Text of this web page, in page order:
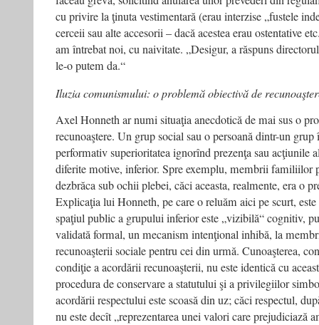
cu privire la ţinuta vestimentară (erau interzise „fustele
cerceii sau alte accesorii – dacă acestea erau ostentative
am întrebat noi, cu naivitate. „Desigur, a răspuns
le-o putem da.“
Iluzia comunismului: o problemă obiectivă de
Axel Honneth ar numi situaţia anecdotică de mai sus o
recunoaştere. Un grup social sau o persoană dintr-un grup
performativ superioritatea ignorînd prezenţa sau acţiunile
diferite motive, inferior. Spre exemplu, membrii familiilor
dezbrăca sub ochii plebei, căci aceasta, realmente, era o
Explicaţia lui Honneth, pe care o reluăm aici pe scurt, este
spaţiul public a grupului inferior este „vizibilă“ cognitiv,
validată formal, un mecanism intenţional inhibă, la
recunoaşterii sociale pentru cei din urmă. Cunoaşterea,
condiţie a acordării recunoaşterii, nu este identică cu
procedura de conservare a statutului şi a privilegiilor
acordării respectului este scoasă din uz; căci respectul,
nu este decît „reprezentarea unei valori care prejudiciază